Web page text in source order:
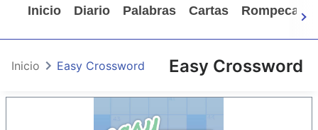
Inicio Diario Palabras Cartas
Easy Crossword
Inicio Easy Crossword